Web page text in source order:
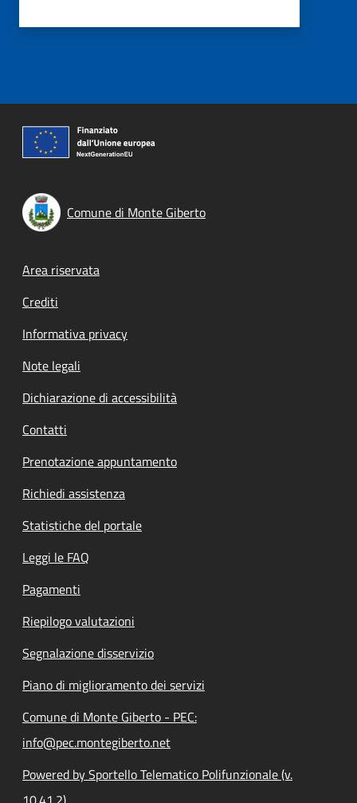
Comune di Monte Giberto
Footer menu
Area riservata
Crediti
Informativa privacy
Note legali
Dichiarazione di accessibilità
Contatti
Prenotazione appuntamento
Richiedi assistenza
Statistiche del portale
Leggi le FAQ
Pagamenti
Riepilogo valutazioni
Segnalazione disservizio
Piano di miglioramento dei servizi
Comune di Monte Giberto - PEC:
info@pec.montegiberto.net
Powered by Sportello Telematico Polifunzionale (v.